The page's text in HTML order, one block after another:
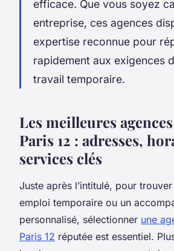
efficace. Que vous soyez
entreprise, ces agences
expertise reconnue pour
rapidement aux exigences
travail temporaire.
Les meilleures
Paris 12 : adresses,
services clés
Juste après l’intitulé, pour
emploi temporaire ou un
personnalisé, sélectionner une
Paris 12 réputée est essentiel.